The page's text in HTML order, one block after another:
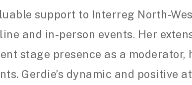
support to Interreg North-
and in-person events. Her
stage presence as a
Gerdie’s dynamic and positive